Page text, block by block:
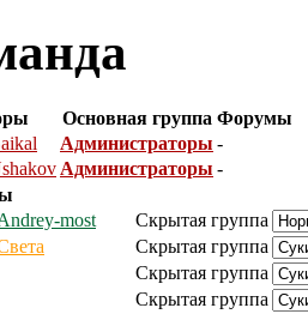
Основная группа Форумы
Администраторы -
Администраторы -
most
Скрытая группа
Скрытая группа
Скрытая группа
Скрытая группа